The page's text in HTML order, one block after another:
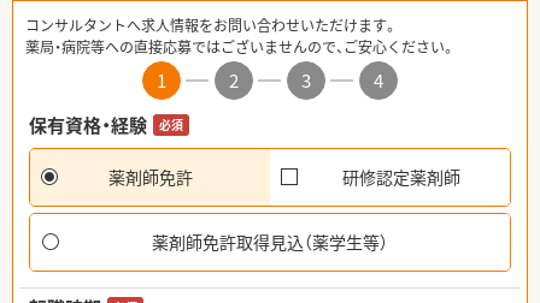
コンサルタントへ求人情報をお問い合わせいただけます。
薬局・病院等への直接応募ではございませんので、ご安心ください。
1 2 3
4
保有資格・経験
必須
薬剤師免許 研修認定薬剤師
薬剤師免許取得見込（薬学生等）